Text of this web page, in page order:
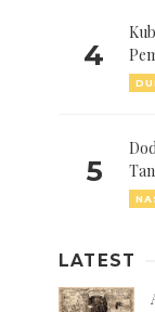
4
5
LATEST